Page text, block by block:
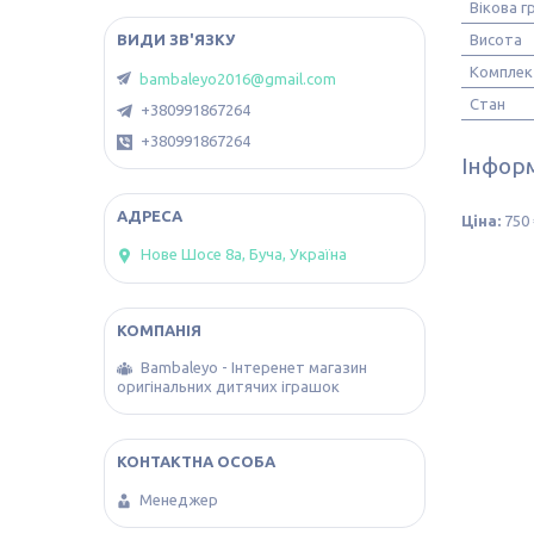
Вікова
Висота
Стан
Ціна: 750
bambaleyo2016@gmail.com
+380991867264
+380991867264
Нове Шосе 8а, Буча, Україна
Bambaleyo - Інтеренет магазин
оригінальних дитячих іграшок
Менеджер